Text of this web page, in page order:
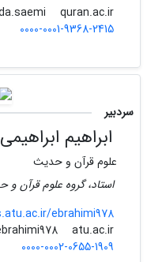
da.saemi
quran.ac.ir
0000-0001-9368-2415
سردبیر
ابراهیم ابراهیمی
علوم قرآن و حدیث
استاد، گروه علوم قرآن و
ebrahimi978
ebrahimi978
atu.ac.ir
0000-0002-0655-1909